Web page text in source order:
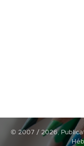
© 2007 / 2026,